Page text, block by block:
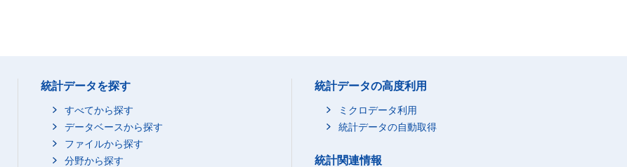
統計データを探す
すべてから探す
データベースから探す
ファイルから探す
分野から探す
統計データの高度利用
ミクロデータ利用
統計データの自動取得
統計関連情報